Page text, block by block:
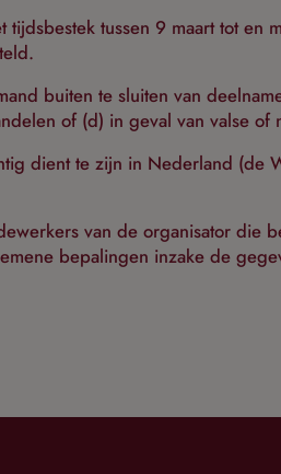
tussen 9 maart tot
buiten te sluiten van
of (d) in geval van valse
dient te zijn in Nederland
van de organisator
bepalingen inzake de